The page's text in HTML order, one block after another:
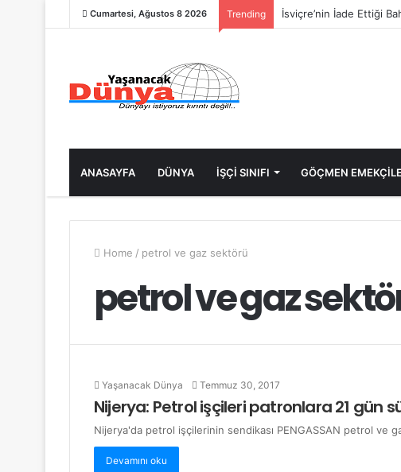
Cumartesi, Ağustos 8 2026 Trending İsviçre’nin İade Ettiği
ANASAYFA DÜNYA İŞÇİ SINIFI GÖÇMEN
Home / petrol ve gaz sektörü
petrol ve gaz
Yaşanacak Dünya Temmuz 30, 2017
Nijerya: Petrol işçileri patronlara 21 gün
Nijerya'da petrol işçilerinin sendikası PENGASSAN petrol ve
Devamını oku